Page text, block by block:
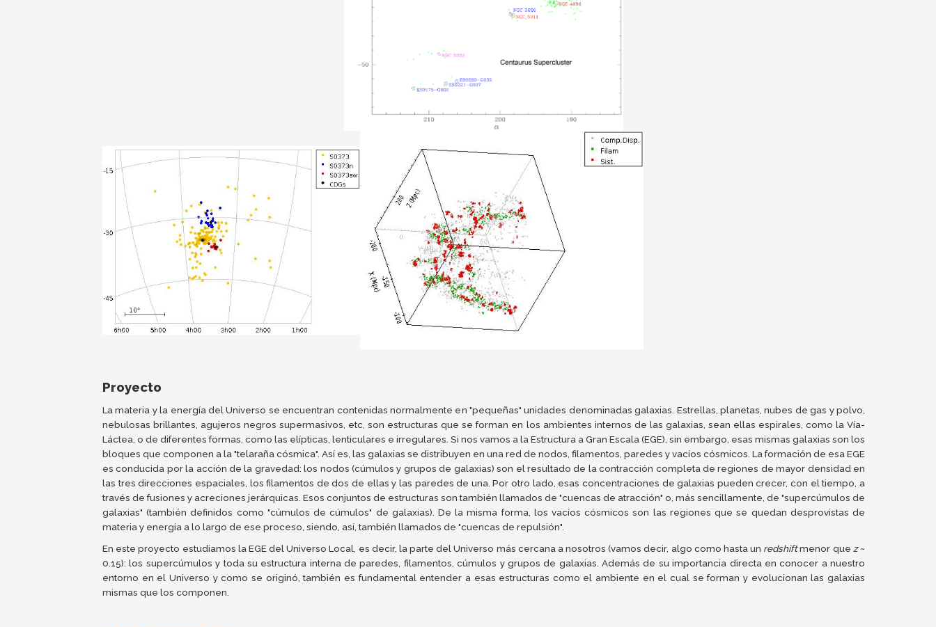
Proyecto
La materia y la energía del Universo se encuentran contenidas normalmente en "pequeñas" unidades denominadas galaxias. Estrellas, planetas, nubes de gas y polvo,
nebulosas brillantes, agujeros negros supermasivos, etc, son estructuras que se forman en los ambientes internos de las galaxias, sean ellas espirales, como la Vía-
Láctea, o de diferentes formas, como las elípticas, lenticulares e irregulares. Si nos vamos a la Estructura a Gran Escala (EGE), sin embargo, esas mismas galaxias son los
bloques que componen a la "telaraña cósmica". Así es, las galaxias se distribuyen en una red de nodos, filamentos, paredes y vacíos cósmicos. La formación de esa EGE
es conducida por la acción de la gravedad: los nodos (cúmulos y grupos de galaxias) son el resultado de la contracción completa de regiones de mayor densidad en
las tres direcciones espaciales, los filamentos de dos de ellas y las paredes de una. Por otro lado, esas concentraciones de galaxias pueden crecer, con el tiempo, a
través de fusiones y acreciones jerárquicas. Esos conjuntos de estructuras son también llamados de "cuencas de atracción" o, más sencillamente, de "supercúmulos de
galaxias" (también definidos como "cúmulos de cúmulos" de galaxias). De la misma forma, los vacíos cósmicos son las regiones que se quedan desprovistas de
materia y energía a lo largo de ese proceso, siendo, así, también llamados de "cuencas de repulsión".
En este proyecto estudiamos la EGE del Universo Local, es decir, la parte del Universo más cercana a nosotros (vamos decir, algo como hasta un redshiftmenor que z~
0.15): los supercúmulos y toda su estructura interna de paredes, filamentos, cúmulos y grupos de galaxias. Además de su importancia directa en conocer a nuestro
entorno en el Universo y como se originó, también es fundamental entender a esas estructuras como el ambiente en el cual se forman y evolucionan las galaxias
mismas que los componen.